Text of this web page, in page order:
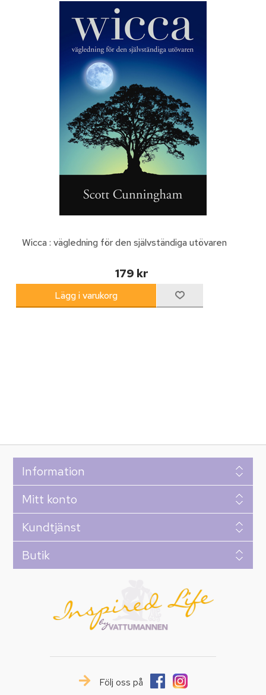
Wicca : vägledning för den självständiga utövaren
179 kr
Information
Mitt konto
Kundtjänst
Butik
Följ oss på